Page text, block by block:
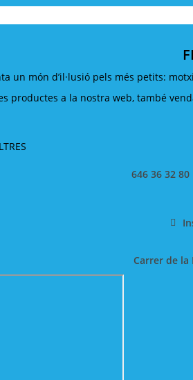
un món d’il·lusió pels més petits:
productes a la nostra web, també
646 36 32 80
Carrer de